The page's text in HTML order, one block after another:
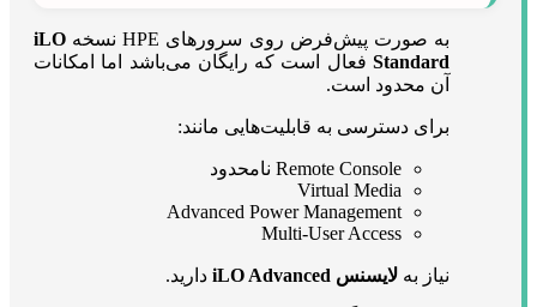
به صورت پیش‌فرض روی سرورهای HPE نسخه
iLO
Standard فعال است که رایگان می‌باشد اما امکانات
آن محدود است.
برای دسترسی به قابلیت‌هایی مانند:
Remote Console نامحدود
Virtual Media
Advanced Power Management
Multi-User Access
نیاز به لایسنس iLO Advanced دارید.